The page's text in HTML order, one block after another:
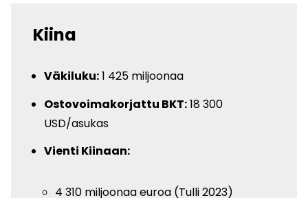
Kiina
Väkiluku:1 425 miljoonaa
Ostovoimakorjattu BKT:18 300
USD/asukas
Vienti Kiinaan:
4 310 miljoonaa euroa (Tulli 2023)